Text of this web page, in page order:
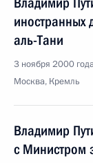
аль-Тани
3 ноября 2000
Москва, Кремль
Владимир
с Министром